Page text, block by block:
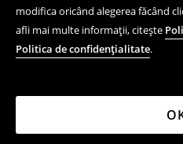
modifica oricând alegerea făcând
afli mai multe informații, citește
Politica de confidențialitate.